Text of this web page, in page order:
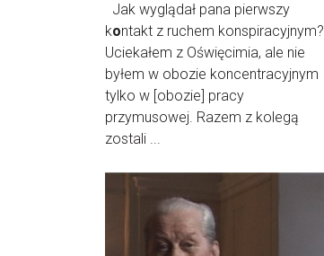
Jak wyglądał pana pierwszy
kontakt z ruchem konspiracyjnym?
Uciekałem z Oświęcimia, ale nie
byłem w obozie koncentracyjnym
tylko w [obozie] pracy
przymusowej. Razem z kolegą
zostali ...